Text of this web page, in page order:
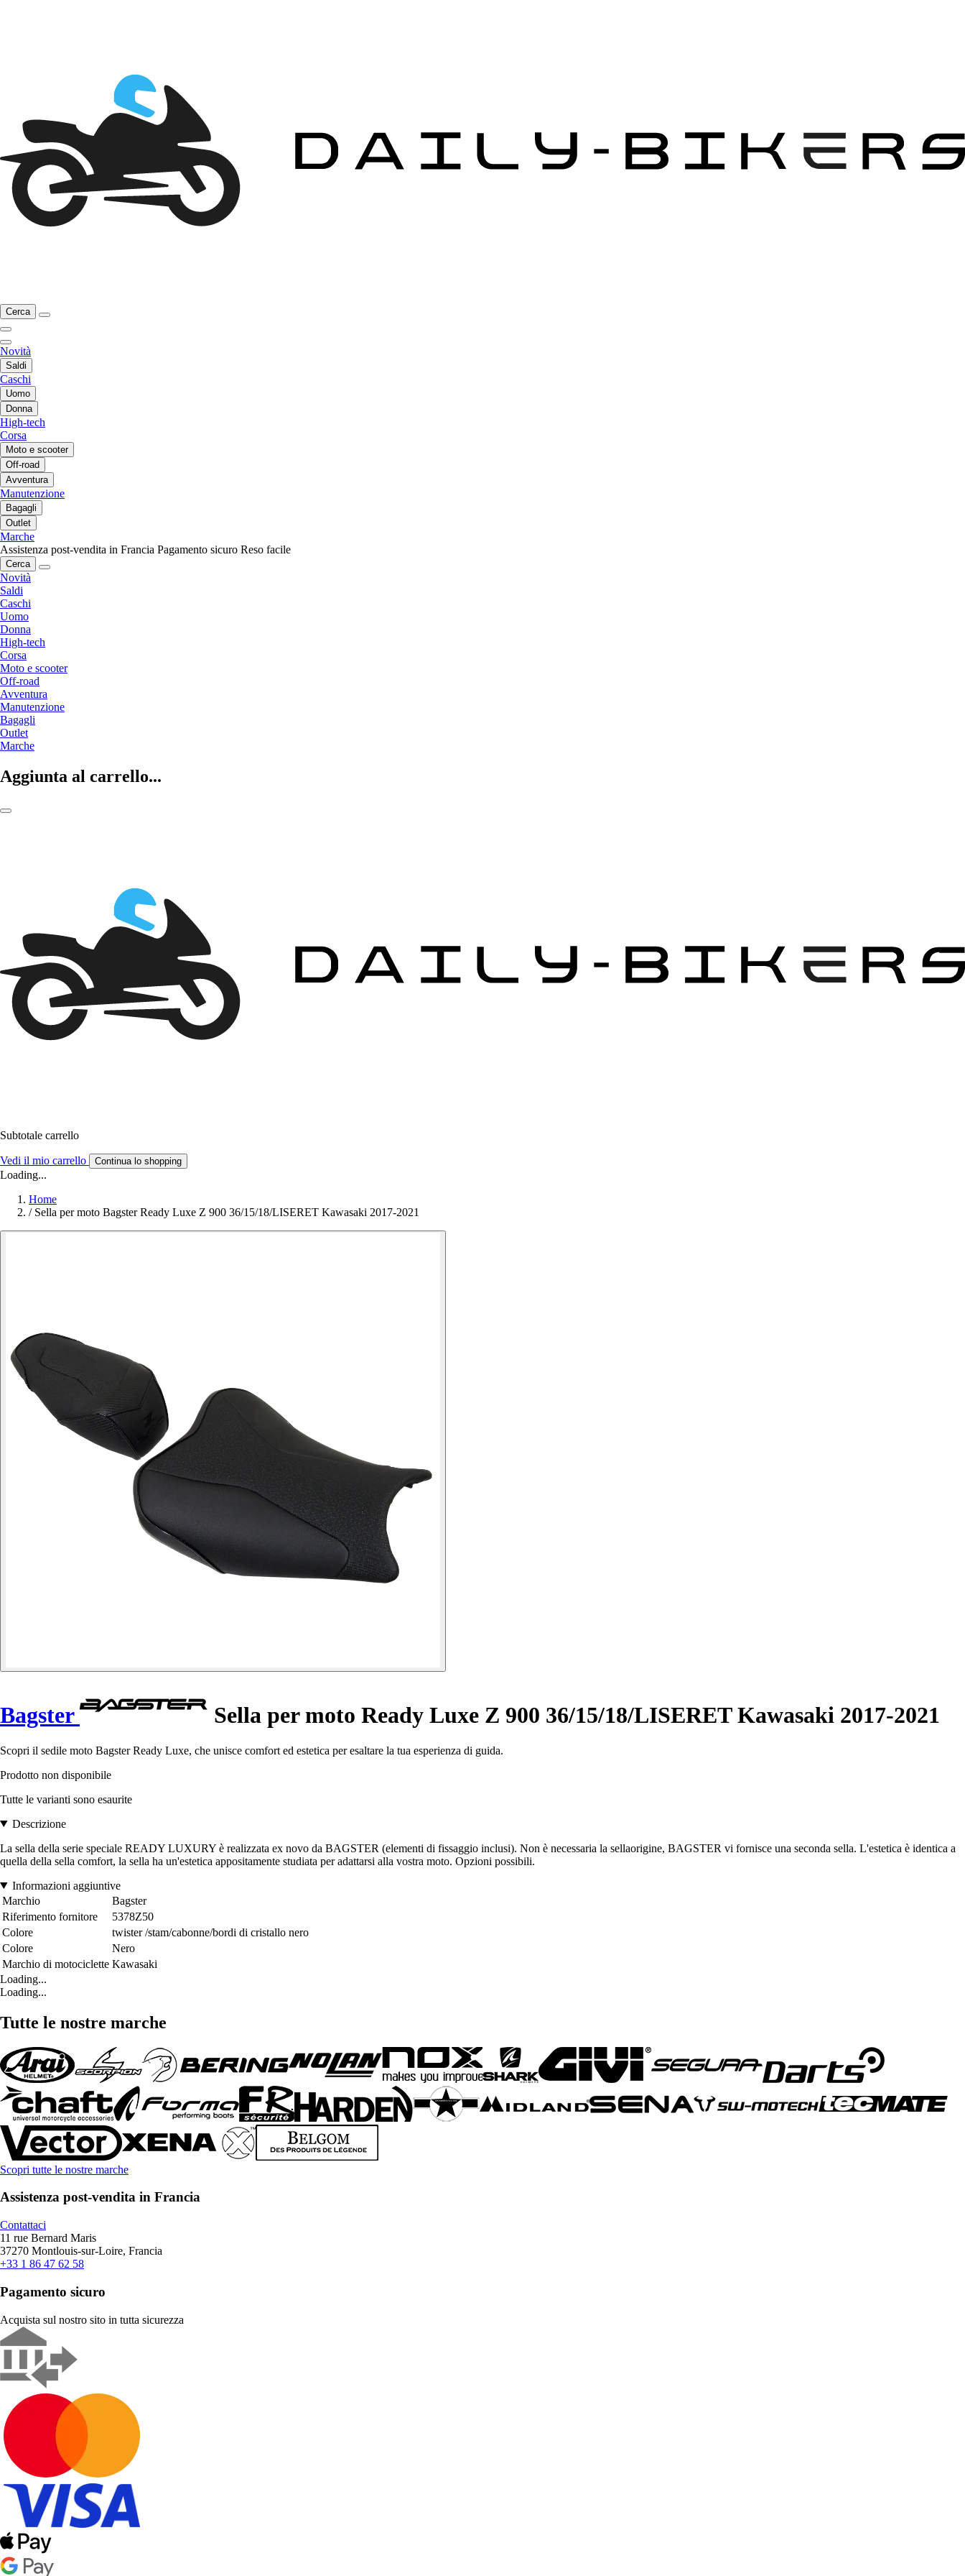
Cerca
Novità
Saldi
Caschi
Uomo
Donna
High-tech
Corsa
Moto e scooter
Off-road
Avventura
Manutenzione
Bagagli
Outlet
Marche
Assistenza post-vendita in Francia Pagamento sicuro Reso facile
Cerca
Novità
Saldi
Caschi
Uomo
Donna
High-tech
Corsa
Moto e scooter
Off-road
Avventura
Manutenzione
Bagagli
Outlet
Marche
Aggiunta al carrello...
Subtotale carrello
Vedi il mio carrello Continua lo shopping
Loading...
Home
/ Sella per moto Bagster Ready Luxe Z 900 36/15/18/LISERET Kawasaki 2017-2021
Bagster Sella per moto Ready Luxe Z 900 36/15/18/LISERET Kawasaki 2017-2021
Scopri il sedile moto Bagster Ready Luxe, che unisce comfort ed estetica per esaltare la tua esperienza di guida.
Prodotto non disponibile
Tutte le varianti sono esaurite
Descrizione
La sella della serie speciale READY LUXURY è realizzata ex novo da BAGSTER (elementi di fissaggio inclusi). Non è necessaria la sellaorigine, BAGSTER vi fornisce una seconda sella. L'estetica è identica a
quella della sella comfort, la sella ha un'estetica appositamente studiata per adattarsi alla vostra moto. Opzioni possibili.
Informazioni aggiuntive
Marchio
Bagster
Riferimento fornitore
5378Z50
Colore
twister /stam/cabonne/bordi di cristallo nero
Colore
Nero
Marchio di motociclette Kawasaki
Loading...
Loading...
Tutte le nostre marche
Scopri tutte le nostre marche
Assistenza post-vendita in Francia
Contattaci
11 rue Bernard Maris
37270 Montlouis-sur-Loire, Francia
+33 1 86 47 62 58
Pagamento sicuro
Acquista sul nostro sito in tutta sicurezza